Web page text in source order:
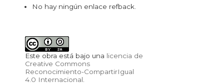
No hay ningún enlace refback.
Este obra está bajo una licencia de
Creative Commons
Reconocimiento-CompartirIgual
4.0 Internacional